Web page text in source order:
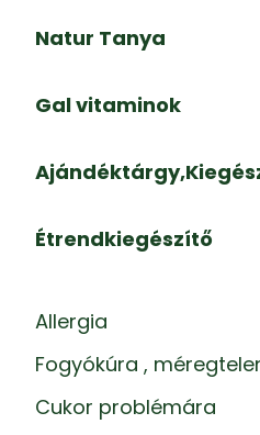
Natur Tanya
Gal vitaminok
Étrendkiegészítő
Allergia
Fogyókúra ,
Cukor problémára